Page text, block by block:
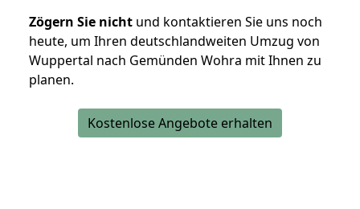
Zögern Sie nicht und kontaktieren Sie uns noch
heute, um Ihren deutschlandweiten Umzug von
Wuppertal nach Gemünden Wohra mit Ihnen zu
planen.
Kostenlose Angebote erhalten